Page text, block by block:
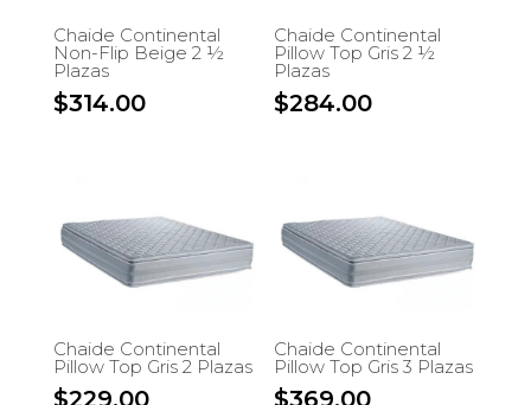
Chaide Continental
Non-Flip Beige 2 ½
Plazas
$314.00
Chaide Continental
Pillow Top Gris 2 ½
Plazas
$284.00
Chaide Continental
Pillow Top Gris 2 Plazas
Chaide Continental
Pillow Top Gris 3 Plazas